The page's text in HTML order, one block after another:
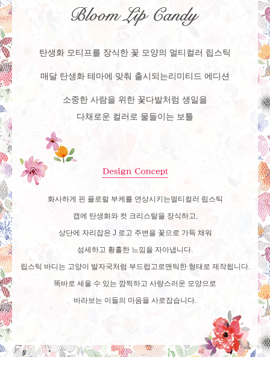
탄생화 모티프를 장식한 꽃 모양의 멀티컬러 립스틱
매달 탄생화 테마에 맞춰 출시되는리미티드 에디션
소중한 사람을 위한 꽃다발처럼 생일을
다채로운 컬러로 물들이는 보틀
화사하게 핀 플로럴 부케를 연상시키는멀티컬러 립스틱
캡에 탄생화와 컷 크리스탈을 장식하고,
상단에 자리잡은 J 로고 주변을 꽃으로 가득 채워
섬세하고 황홀한 느낌을 자아냅니다.
립스틱 바디는 고양이 발자국처럼 부드럽고로맨틱한 형태로 제작됩니다.
똑바로 세울 수 있는 깜찍하고 사랑스러운 모양으로
바라보는 이들의 마음을 사로잡습니다.